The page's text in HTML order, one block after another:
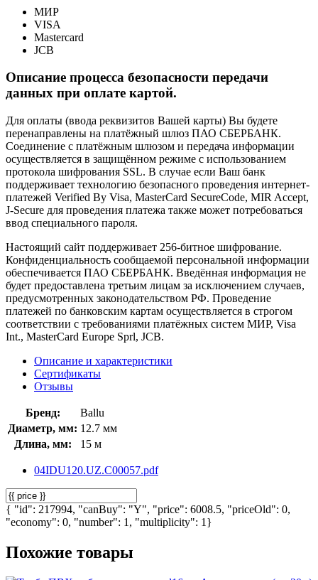
МИР
VISA
Mastercard
JCB
Описание процесса безопасности передачи
данных при оплате картой.
Для оплаты (ввода реквизитов Вашей карты) Вы будете
перенаправлены на платёжный шлюз ПАО СБЕРБАНК.
Соединение с платёжным шлюзом и передача информации
осуществляется в защищённом режиме с использованием
протокола шифрования SSL. В случае если Ваш банк
поддерживает технологию безопасного проведения интернет-
платежей Verified By Visa, MasterCard SecureCode, MIR Accept,
J-Secure для проведения платежа также может потребоваться
ввод специального пароля.
Настоящий сайт поддерживает 256-битное шифрование.
Конфиденциальность сообщаемой персональной информации
обеспечивается ПАО СБЕРБАНК. Введённая информация не
будет предоставлена третьим лицам за исключением случаев,
предусмотренных законодательством РФ. Проведение
платежей по банковским картам осуществляется в строгом
соответствии с требованиями платёжных систем МИР, Visa
Int., MasterCard Europe Sprl, JCB.
Описание и характеристики
Сертификаты
Отзывы
Бренд:
Ballu
Диаметр, мм: 12.7 мм
Длина, мм:
15 м
04IDU120.UZ.C00057.pdf
{ "id": 217994, "canBuy": "Y", "price": 6008.5, "priceOld": 0,
"economy": 0, "number": 1, "multiplicity": 1}
Похожие товары